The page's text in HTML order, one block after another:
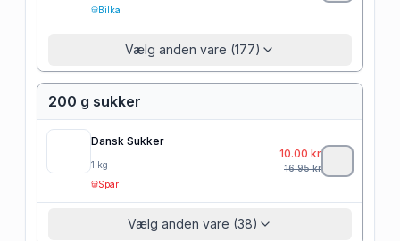
Bilka
Vælg anden vare (177)
200 g sukker
Dansk Sukker
1 kg
Spar
10.00 kr
16.95kr
Vælg anden vare (38)